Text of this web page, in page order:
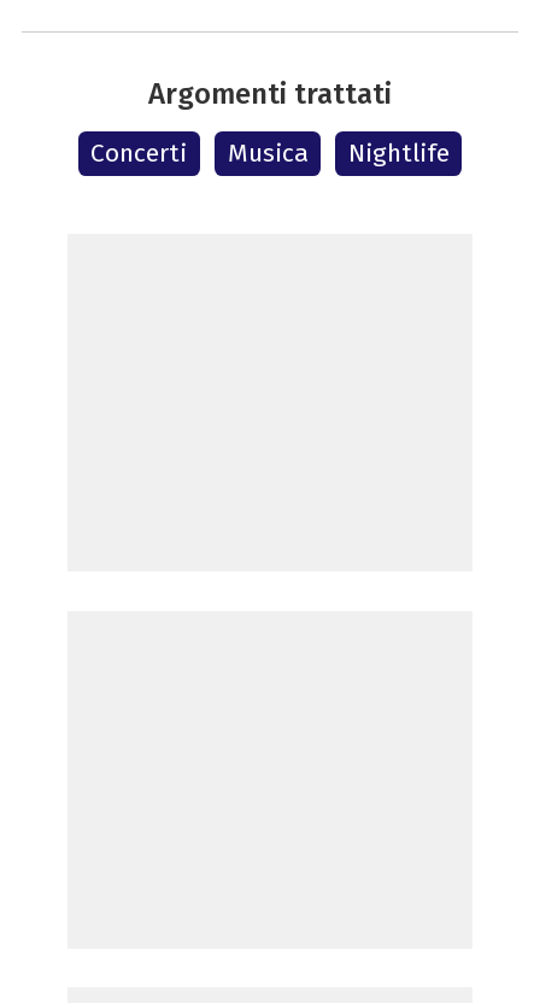
Argomenti trattati
Concerti Musica Nightlife